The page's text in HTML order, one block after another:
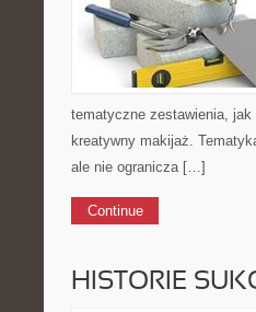
tematyczne zestawienia,
kreatywny makijaż.
ale nie ogranicza […]
Continue
HISTORIE